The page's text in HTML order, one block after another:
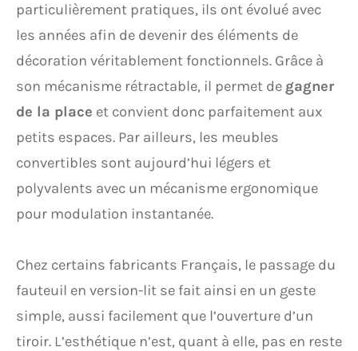
particulièrement pratiques, ils ont évolué avec
les années afin de devenir des éléments de
décoration véritablement fonctionnels. Grâce à
son mécanisme rétractable, il permet de gagner
de la place et convient donc parfaitement aux
petits espaces. Par ailleurs, les meubles
convertibles sont aujourd’hui légers et
polyvalents avec un mécanisme ergonomique
pour modulation instantanée.
Chez certains fabricants Français, le passage du
fauteuil en version-lit se fait ainsi en un geste
simple, aussi facilement que l’ouverture d’un
tiroir. L’esthétique n’est, quant à elle, pas en reste